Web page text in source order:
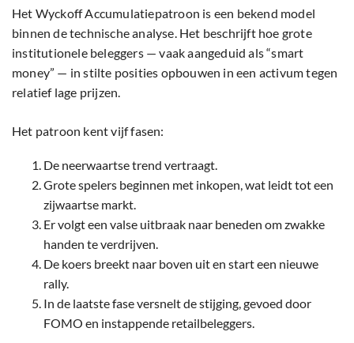
Het Wyckoff Accumulatiepatroon is een bekend model
binnen de technische analyse. Het beschrijft hoe grote
institutionele beleggers — vaak aangeduid als “smart
money” — in stilte posities opbouwen in een activum tegen
relatief lage prijzen.
Het patroon kent vijf fasen:
De neerwaartse trend vertraagt.
Grote spelers beginnen met inkopen, wat leidt tot een
zijwaartse markt.
Er volgt een valse uitbraak naar beneden om zwakke
handen te verdrijven.
De koers breekt naar boven uit en start een nieuwe
rally.
In de laatste fase versnelt de stijging, gevoed door
FOMO en instappende retailbeleggers.